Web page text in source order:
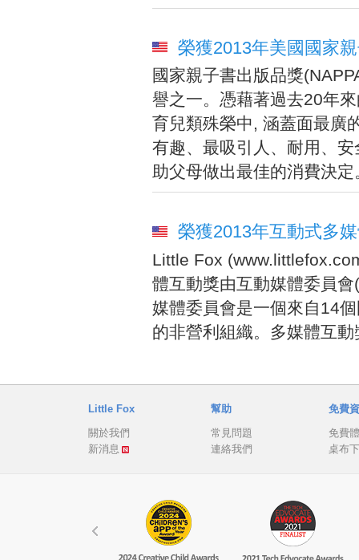
榮獲2013年美國國家
國家親子書出版品獎
譽之一。憑藉著過去20年
育兒類殊榮中, 涵蓋面最廣
有趣、最吸引人、耐用、
助父母做出最佳的消費決定
榮獲2013年互動式多
Little Fox
體互動獎由互動媒體委員
媒體委員會是一個來自14
的非營利組織。多媒體互
Little Fox
關於我們
新消息
幫助
常見問題
連絡我們
免費
免費
桌布